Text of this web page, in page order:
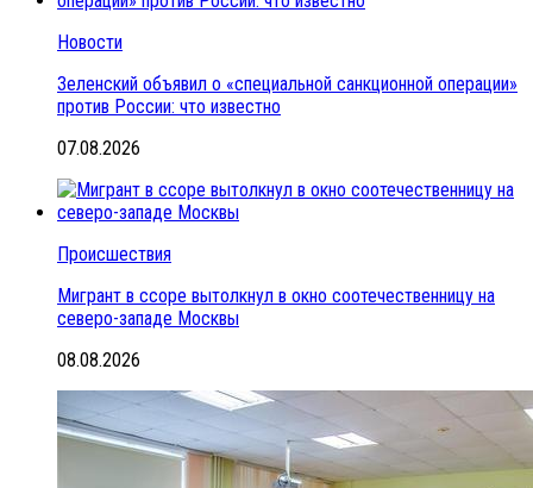
Новости
Зеленский объявил о «специальной санкционной операции»
против России: что известно
07.08.2026
Происшествия
Мигрант в ссоре вытолкнул в окно соотечественницу на
северо-западе Москвы
08.08.2026